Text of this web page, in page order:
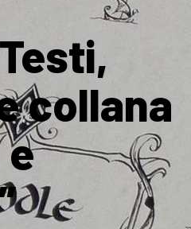
collana
e